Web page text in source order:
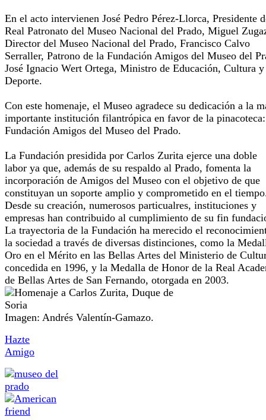
En el acto intervienen José Pedro Pérez-Llorca, Presidente
Real Patronato del Museo Nacional del Prado, Miguel
Director del Museo Nacional del Prado, Francisco Calvo
Serraller, Patrono de la Fundación Amigos del Museo del
José Ignacio Wert Ortega, Ministro de Educación, Cultura y
Deporte.
Con este homenaje, el Museo agradece su dedicación a la
importante institución filantrópica en favor de la
Fundación Amigos del Museo del Prado.
La Fundación presidida por Carlos Zurita ejerce una doble
labor ya que, además de su respaldo al Prado, fomenta la
incorporación de Amigos del Museo con el objetivo de que
constituyan un soporte amplio y comprometido en el
Desde su creación, numerosos particualres, instituciones y
empresas han contribuido al cumplimiento de su fin
La trayectoria de la Fundación ha merecido el
la sociedad a través de diversas distinciones, como la
Oro en el Mérito en las Bellas Artes del Ministerio de
concedida en 1996, y la Medalla de Honor de la Real
de Bellas Artes de San Fernando, otorgada en 2003.
Imagen: Andrés Valentín-Gamazo.
Hazte
Amigo